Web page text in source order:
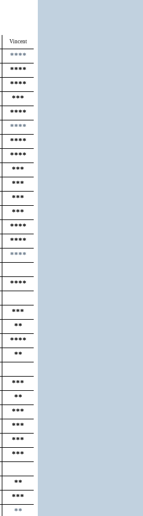
Vincent
****
****
****
***
****
****
****
****
***
***
***
***
****
****
****
****
***
**
****
**
***
**
***
***
***
***
**
***
**